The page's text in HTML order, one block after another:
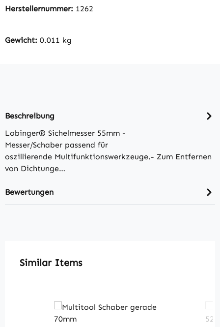
Herstellernummer: 1262
Gewicht: 0.011 kg
Beschreibung
Lobinger® Sichelmesser 55mm -
Messer/Schaber passend für
oszillierende Multifunktionswerkzeuge.- Zum Entfernen
von Dichtunge…
Bewertungen
Produktgalerie überspringen
Similar Items